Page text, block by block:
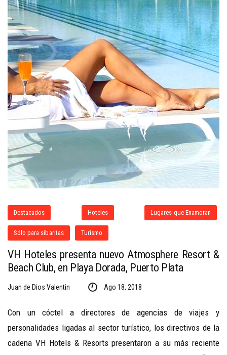
Destacados Hoteles Lugares que Enamoran
Sólo para sibaritas Turismo
VH Hoteles presenta nuevo Atmosphere Resort &
Beach Club, en Playa Dorada, Puerto Plata
Juan de Dios Valentin Ago 18, 2018
Con un cóctel a directores de agencias de viajes y
personalidades ligadas al sector turístico, los directivos de la
cadena VH Hotels & Resorts presentaron a su más reciente